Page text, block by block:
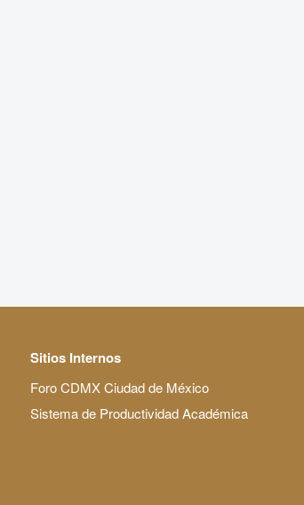
Sitios Internos
Foro CDMX Ciudad de México
Sistema de Productividad Académica